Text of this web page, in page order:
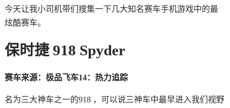
今天让我小司机带们搜集一下几大知名赛车手机游戏中的最
炫酷赛车。
保时捷 918 Spyder
赛车来源：极品飞车14：热力追踪
名为三大神车之一的918 ，可以说三神车中最早进入我们视野